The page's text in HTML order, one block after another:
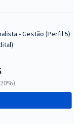
- Gestão (Perfil 5)